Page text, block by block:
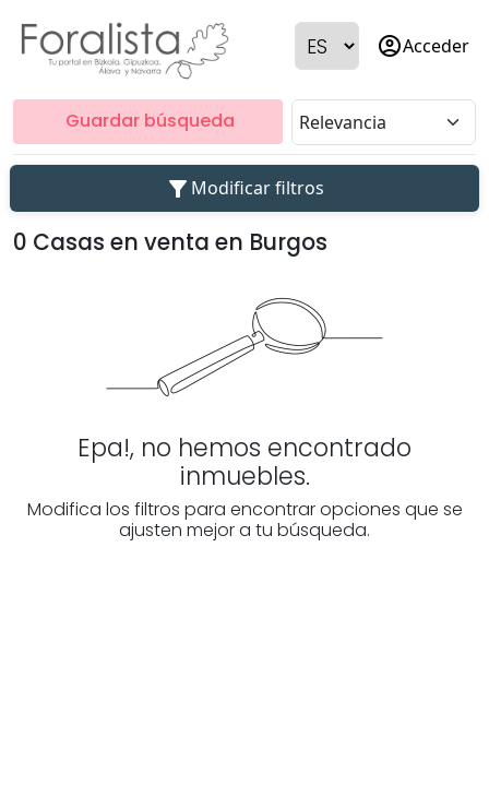
account_circleAcceder
Guardar búsqueda
filter_alt Modificar filtros
0 Casas en venta en Burgos
Epa!, no hemos encontrado
inmuebles.
Modifica los filtros para encontrar opciones que se
ajusten mejor a tu búsqueda.